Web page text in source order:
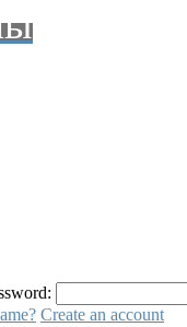
Create an account